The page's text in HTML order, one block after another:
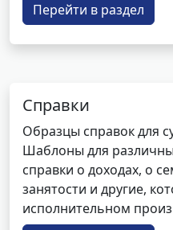
Перейти в раздел
Справки
Образцы справок для
Шаблоны для
справки о доходах, о
занятости и другие,
исполнительном